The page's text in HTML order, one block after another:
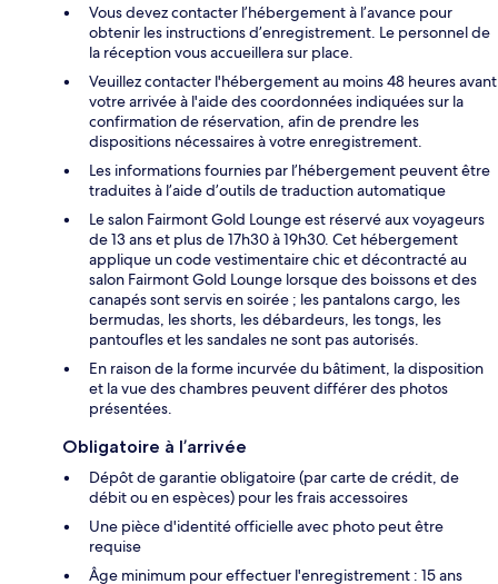
Vous devez contacter l’hébergement à l’avance pour
obtenir les instructions d’enregistrement. Le personnel de
la réception vous accueillera sur place.
Veuillez contacter l'hébergement au moins 48 heures avant
votre arrivée à l'aide des coordonnées indiquées sur la
confirmation de réservation, afin de prendre les
dispositions nécessaires à votre enregistrement.
Les informations fournies par l’hébergement peuvent être
traduites à l’aide d’outils de traduction automatique
Le salon Fairmont Gold Lounge est réservé aux voyageurs
de 13 ans et plus de 17h30 à 19h30. Cet hébergement
applique un code vestimentaire chic et décontracté au
salon Fairmont Gold Lounge lorsque des boissons et des
canapés sont servis en soirée ; les pantalons cargo, les
bermudas, les shorts, les débardeurs, les tongs, les
pantoufles et les sandales ne sont pas autorisés.
En raison de la forme incurvée du bâtiment, la disposition
et la vue des chambres peuvent différer des photos
présentées.
Obligatoire à l’arrivée
Dépôt de garantie obligatoire (par carte de crédit, de
débit ou en espèces) pour les frais accessoires
Une pièce d'identité officielle avec photo peut être
requise
Âge minimum pour effectuer l'enregistrement : 15 ans